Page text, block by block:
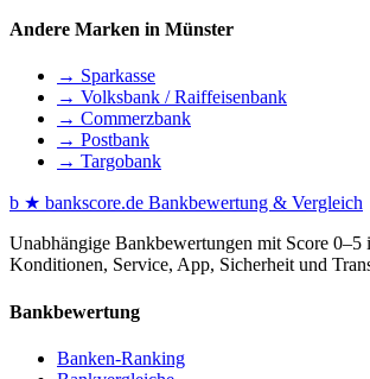
Andere Marken in Münster
→ Sparkasse
→ Volksbank / Raiffeisenbank
→ Commerzbank
→ Postbank
→ Targobank
b ★ bankscore.de Bankbewertung & Vergleich
Unabhängige Bankbewertungen mit Score
Konditionen, Service, App, Sicherheit und
Bankbewertung
Banken-Ranking